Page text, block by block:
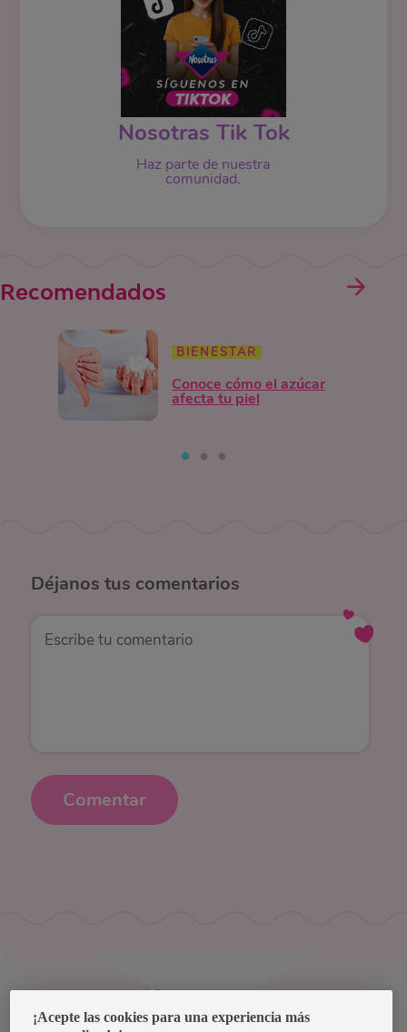
Nosotras Tik Tok
Haz parte de nuestra
comunidad.
Recomendados
BIENESTAR
Conoce cómo el azúcar
afecta tu piel
Déjanos tus comentarios
Comentar
¡Acepte las cookies para una experiencia más